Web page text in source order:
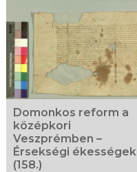
Domonkos reform a
középkori
Veszprémben –
Érsekségi ékességek
(158.)